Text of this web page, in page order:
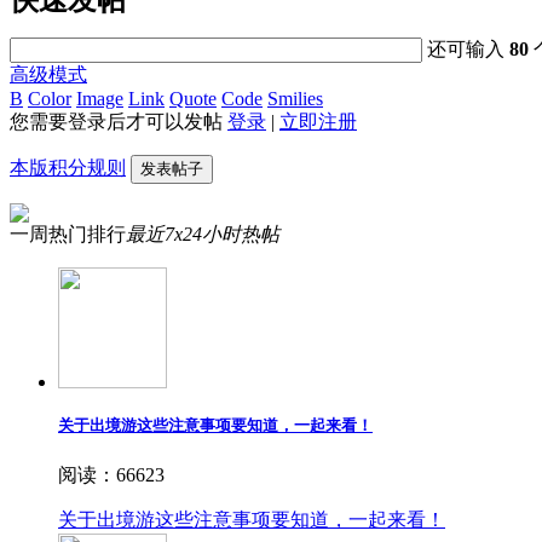
还可输入80
高级模式
B Color Image Link Quote Code Smilies
您需要登录后才可以发帖 登录 | 立即注册
本版积分规则 发表帖子
一周热门排行最近7x24小时热帖
关于出境游这些注意事项要知道，一起来看！
阅读：66623
关于出境游这些注意事项要知道，一起来看！